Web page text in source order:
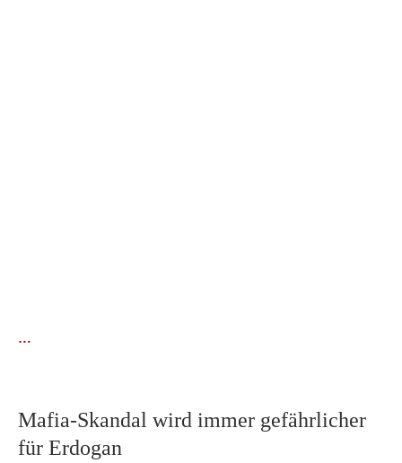
…
Mafia-Skandal wird immer gefährlicher
für Erdogan